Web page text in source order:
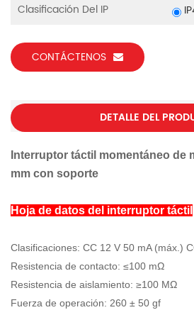
Clasificación Del IP
CONTÁCTENOS
DETALLE DEL
Interruptor táctil momentáneo de
mm con soporte
Hoja de datos del interruptor táctil
Clasificaciones: CC 12 V 50 mA (máx.)
Resistencia de contacto: ≤100 mΩ
Resistencia de aislamiento: ≥100 MΩ
Fuerza de operación: 260 ± 50 gf